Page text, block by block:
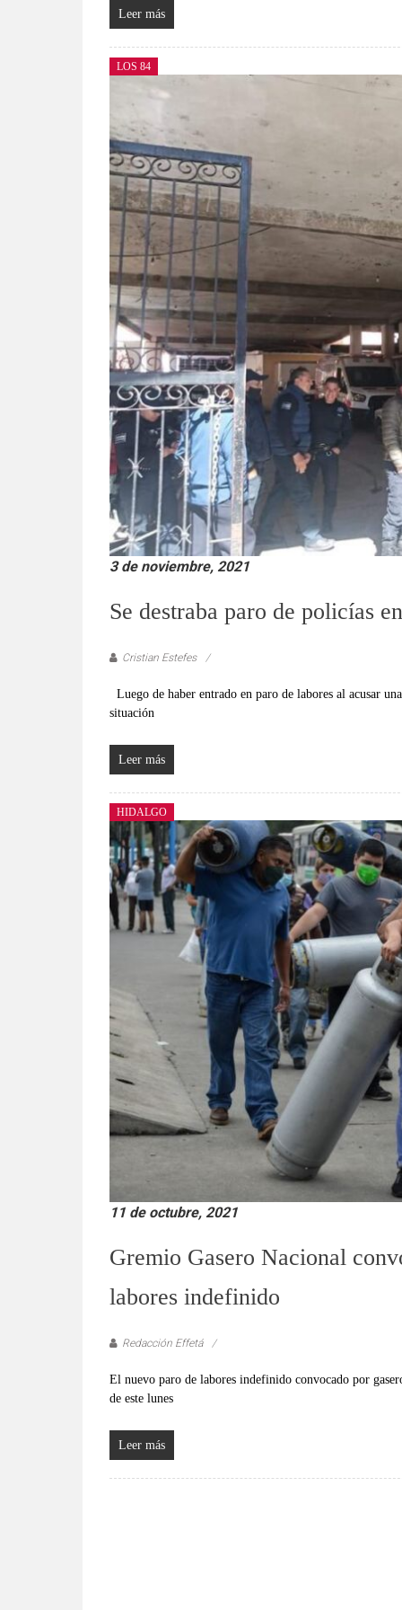
Leer más
LOS 84
3 de noviembre, 2021
Se destraba paro de policías
Cristian Estefes
Luego de haber entrado en paro de labores al acusar
situación
Leer más
HIDALGO
11 de octubre, 2021
Gremio Gasero Nacional
labores indefinido
Redacción Effetá
El nuevo paro de labores indefinido convocado por
de este lunes
Leer más